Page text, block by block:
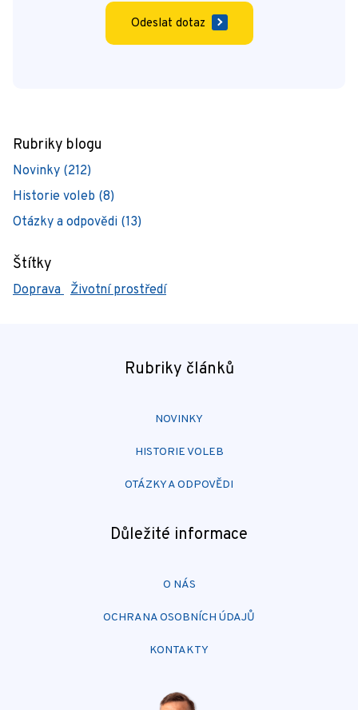
Odeslat dotaz
Rubriky blogu
Novinky (212)
Historie voleb (8)
Otázky a odpovědi (13)
Štítky
Doprava Životní prostředí
Rubriky článků
NOVINKY
HISTORIE VOLEB
OTÁZKY A ODPOVĚDI
Důležité informace
O NÁS
OCHRANA OSOBNÍCH ÚDAJŮ
KONTAKTY